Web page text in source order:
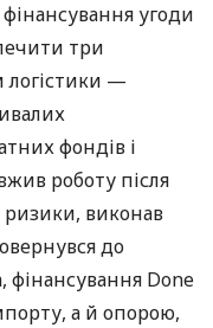
угоди
три
логістики —
фондів і
роботу після
ризики, виконав
до
фінансування Done
а й опорою,